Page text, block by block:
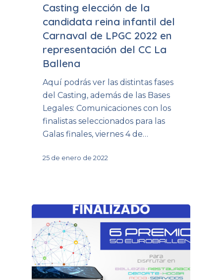
Casting elección de la
candidata reina infantil del
Carnaval de LPGC 2022 en
representación del CC La
Ballena
Aquí podrás ver las distintas fases
del Casting, además de las Bases
Legales: Comunicaciones con los
finalistas seleccionados para las
Galas finales, viernes 4 de…
25 de enero de 2022